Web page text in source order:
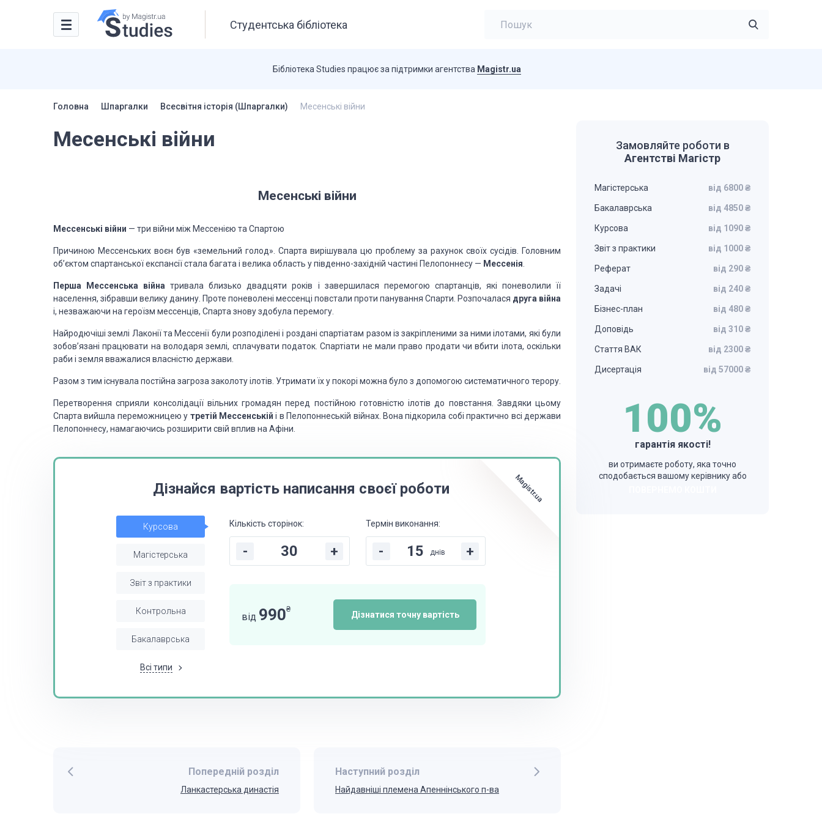
Студентська бібліотека
Бібліотека Studies працює за підтримки агентства Magistr.ua
Головна Шпаргалки Всесвітня історія (Шпаргалки) Месенські війни
Месенські війни
Месенські війни
Мессенські війни — три війни між Мессенією та Спартою
Причиною Мессенських воєн був «земельний голод». Спарта вирішу­вала цю проблему за рахунок своїх сусідів. Головним
об’єктом спартан­ської експансії стала багата і велика область у південно-західній частині Пелопоннесу — Мессенія
Перша Мессенська війна тривала близько двадцяти років і завершила­ся перемогою спартанців, які поневолили її
населення, зібравши велику данину. Проте поневолені мессенці повстали проти панування Спарти. Розпочалася друга війна
і, незважаючи на героїзм мессенців, Спарта знову здобула перемогу.
Найродючіші землі Лаконії та Мессенії були розподілені і роздані спартіатам разом із закріпленими за ними ілотами, які були
зобов’язані працю­вати на володаря землі, сплачувати податок. Спартіати не мали право про­дати чи вбити ілота, оскільки
раби і земля вважалися власністю держави.
Разом з тим існувала постійна загроза заколоту ілотів. Утримати їх у покорі можна було з допомогою систематичного терору.
Перетворення сприяли консолідації вільних громадян перед постійною готовністю ілотів до повстання. Завдяки цьому
Спарта вийшла перемож­ницею у третій Мессенській і в Пелопоннеській війнах. Вона підкорила собі практично всі держави
Пелопоннесу, намагаючись розширити свій вплив на Афіни.
Magistr.ua
Дізнайся вартість написання своєї роботи
Курсова
Магістерська
Звіт з практики
Контрольна
Бакалаврська
Всі типи
Кількість сторінок:
- +
Термін виконання:
- днів +
від 990₴
Дізнатися точну вартість
Попередній розділ
Ланкастерська династія
Наступний розділ
Найдавніші племена Апеннінського п-ва
Замовляйте роботи в
Агентстві Магістр
Магістерська від 6800 ₴
Бакалаврська від 4850 ₴
Курсова від 1090 ₴
Звіт з практики від 1000 ₴
Реферат від 290 ₴
Задачі від 240 ₴
Бізнес-план від 480 ₴
Доповідь від 310 ₴
Стаття ВАК від 2300 ₴
Дисертація від 57000 ₴
100%
гарантія якості!
ви отримаєте роботу, яка точно
сподобається вашому керівнику або